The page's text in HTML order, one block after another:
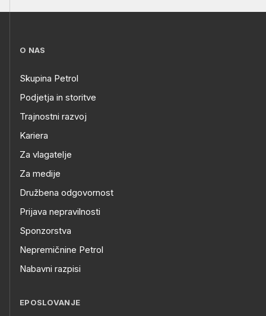
O NAS
Skupina Petrol
Podjetja in storitve
Trajnostni razvoj
Kariera
Za vlagatelje
Za medije
Družbena odgovornost
Prijava nepravilnosti
Sponzorstva
Nepremičnine Petrol
Nabavni razpisi
EPOSLOVANJE